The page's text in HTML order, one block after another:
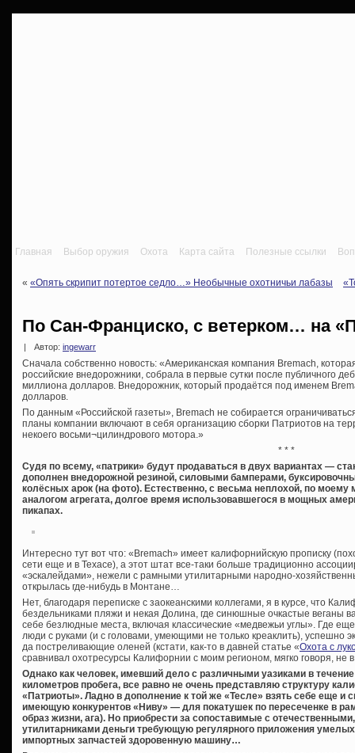
Главная Выбор оружия Охота Карта сайта Полезные ссылки
« «Опять скрипит потертое седло…» Необычные охотничьи лабазы
По Сан-Франциско, с ветерком… на
| Автор: ingewarr
Сначала собственно новость: «Американская компания Bremach,
российские внедорожники, собрала в первые сутки после публичного
миллиона долларов. Внедорожник, который продаётся под именем
долларов.
По данным «Российской газеты», Bremach не собирается
планы компании включают в себя организацию сборки Патриотов на
некоего восьми¬цилиндрового мотора.»
* * *
Судя по всему, «патрики» будут продаваться в двух вариантах —
дополнен внедорожной резиной, силовыми бамперами,
колёсных арок (на фото). Естественно, с весьма неплохой, по
аналогом агрегата, долгое время использовавшегося в мощных
пикапах.
Интересно тут вот что: «Bremach» имеет калифорнийскую прописку
сети еще и в Техасе), а этот штат все-таки больше традиционно
«эскалейдами», нежели с рамными утилитарными народно-
открылась где-нибудь в Монтане…
Нет, благодаря переписке с заокеанскими коллегами, я в курсе, что
бездельниками пляжи и некая Долина, где синюшные очкастые веганы
себе безлюдные места, включая классические «медвежьи углы». Где
люди с руками (и с головами, умеющими не только креаклить), успешно
да постреливающие оленей (кстати, как-то в давней статье «Охота с
сравнивал охотресурсы Калифорнии с моим регионом, мягко говоря, не
Однако как человек, имевший дело с различными уазиками в
километров пробега, все равно не очень представляю структуру
«Патриоты». Ладно в дополнение к той же «Тесле» взять себе еще и
имеющую конкурентов «Ниву» — для покатушек по пересеченке в
образ жизни, ага). Но приобрести за сопоставимые с
утилитарниками деньги требующую регулярного приложения
импортных запчастей здоровенную машину…